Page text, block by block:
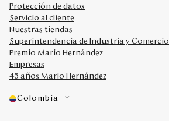
Protección de datos
Servicio al cliente
Nuestras tiendas
Superintendencia de Industria y Comercio
Premio Mario Hernández
Empresas
45 años Mario Hernández
Colombia